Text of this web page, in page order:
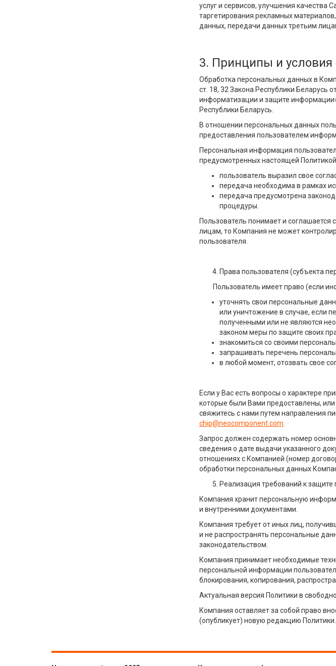
услуг и сервисов, улучшения качества
таргетирования рекламных
данных, передачи данных третьим
3. Принципы и
Обработка персональных данных в
ст. 18, 32 Закона Республики
информатизации и защите
Республики Беларусь.
В отношении персональных данных
предоставления пользователем
Персональная информация
предусмотренных настоящей
пользователь выразил свое
передача необходима в рамках
передача предусмотрена
процедуры.
Пользователь понимает и
лицам, то Компания не может
пользователя.
Права пользователя (субъекта
Пользователь имеет право (если
уточнять свои персональные
или уничтожение в случае, если
полученными или не являются
законом меры по защите своих
знакомиться со своими
запрашивать перечень
в любой момент, отозвать свое
Если у Вас есть вопросы о характере
которые были Вами предоставлены,
свяжитесь с нами путем направления
chip@neocomponent.com
Запрос должен содержать номер
сведения о дате выдачи указанного
отношениях с Компанией (номер
обработки персональных данных
Реализация требований к
Компания хранит персональную
и внутренними документами.
Компания требует от иных лиц,
и не распространять персональные
законодательством.
Компания принимает необходимые
персональной информации
блокирования, копирования,
Актуальная версия Политики в
Компания оставляет за собой право
(опубликует) новую редакцию